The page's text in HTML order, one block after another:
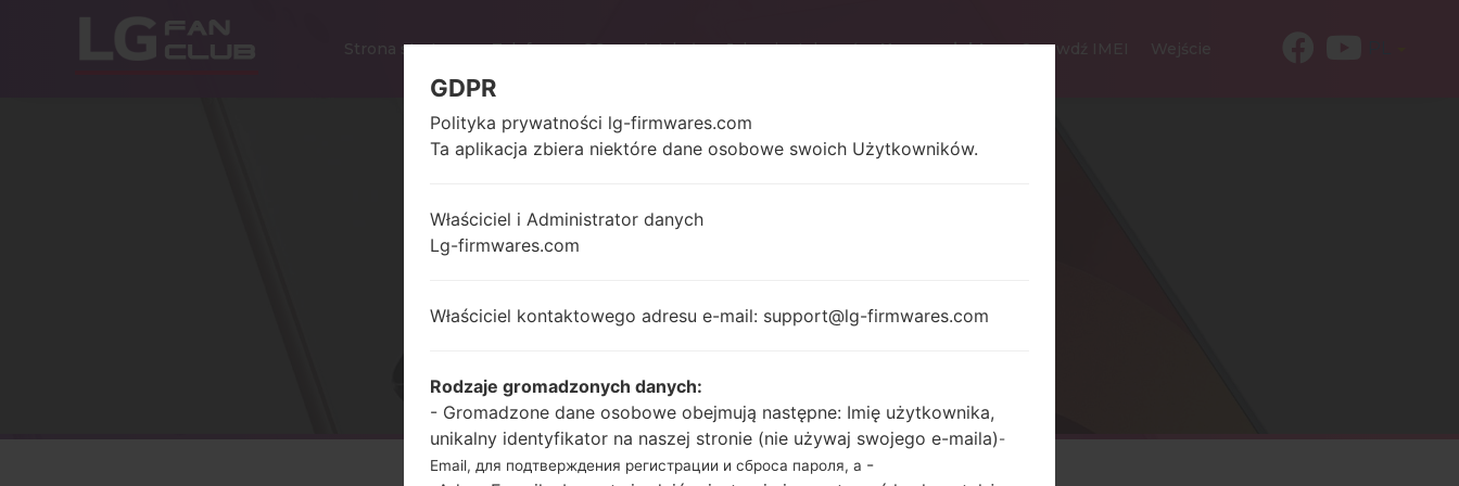
Strona startowa Telefony OS Artykuły Jak zainstalować Nasz projekt Sprawdź IMEI
SERIALG G2 MINI DUAL
Strona startowa Seria LG G2 mini Dual
GDPR
Polityka prywatności lg-firmwares.com
Ta aplikacja zbiera niektóre dane osobowe swoich Użytkowników.
Właściciel i Administrator danych
Lg-firmwares.com
Właściciel kontaktowego adresu e-mail: support@lg-firmwares.com
Rodzaje gromadzonych danych:
- Gromadzone dane osobowe obejmują następne: Imię użytkownika,
unikalny identyfikator na naszej stronie (nie używaj swojego e-maila)-
Email, для подтверждения регистрации и сброса пароля, а -